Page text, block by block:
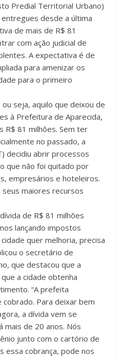
Predial Territorial Urbano)
desde a última
de mais de R$ 81
com ação judicial de
A expectativa é de
para amenizar os
para o primeiro
seja, aquilo que deixou de
à Prefeitura de Aparecida,
R$ 81 milhões. Sem ter
no passado, a
decidiu abrir processos
que não foi quitado por
empresários e hoteleiros.
seus maiores recursos
de R$ 81 milhões
lançando impostos
quer melhoria, precisa
o secretário de
que destacou que a
a cidade obtenha
“A prefeita
Para deixar bem
a dívida vem se
mais de 20 anos. Nós
junto com o cartório de
cobrança, pode nos